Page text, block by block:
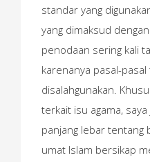
standar yang
yang dimaksud
penodaan sering kali
karenanya pasal-
disalahgunakan.
terkait isu agama,
panjang lebar tentang
umat Islam bersikap